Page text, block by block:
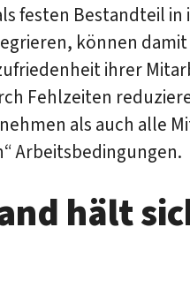
festen Bestandteil in
können
ihrer
Fehlzeiten
als auch alle
Arbeitsbedingungen.
hält